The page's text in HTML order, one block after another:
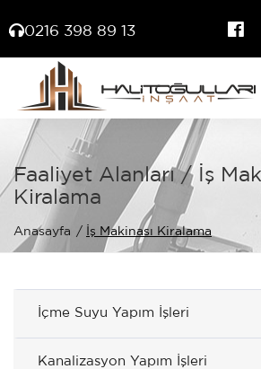
0216 398 89 13
Faaliyet Alanları / İş
Kiralama
Anasayfa İş Makinası Kiralama
İçme Suyu Yapım İşleri
Kanalizasyon Yapım İşleri